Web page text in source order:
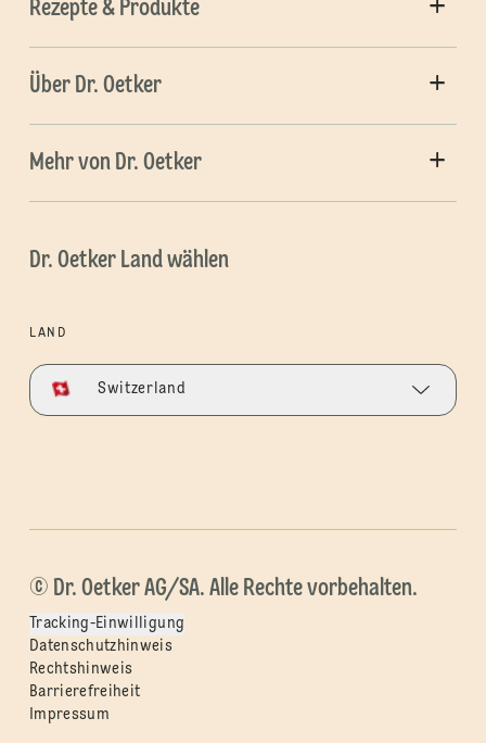
Rezepte & Produkte
Über Dr. Oetker
Mehr von Dr. Oetker
Dr. Oetker Land wählen
LAND
Switzerland
© Dr. Oetker AG/SA. Alle Rechte vorbehalten.
Tracking-Einwilligung
Datenschutzhinweis
Rechtshinweis
Barrierefreiheit
Impressum